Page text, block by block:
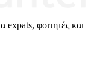
expats, φοιτητές και